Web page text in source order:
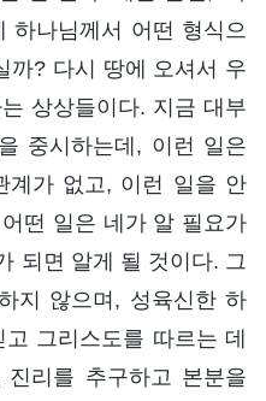
하나님께서 어떤 형식으
까? 다시 땅에 오셔서 우
상상들이다. 지금 대부
중시하는데, 이런 일은
계가 없고, 이런 일을 안
떤 일은 네가 알 필요가
되면 알게 될 것이다. 그
지 않으며, 성육신한 하
그리스도를 따르는 데
리를 추구하고 본분을